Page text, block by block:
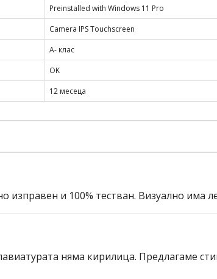
Preinstalled with Windows 11 Pro
Camera IPS Touchscreen
A- клас
OK
12 месеца
изправен и 100% тестван. Визуално има
няма кирилица. Предлагаме